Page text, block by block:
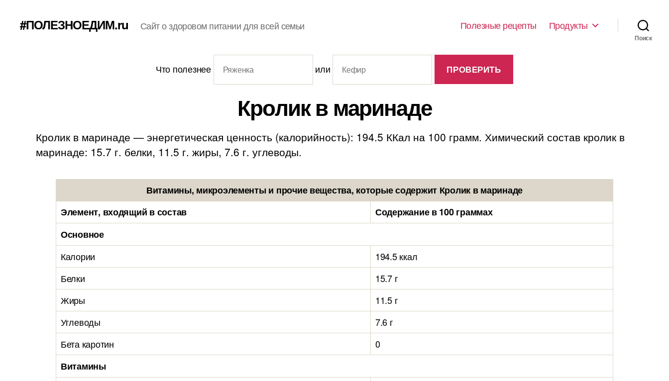
#ПОЛЕЗНОЕДИМ.ru Сайт о здоровом питании для всей семьи Полезные рецепты Продукты
Поиск
Что полезнее или
Кролик в маринаде
Кролик в маринаде — энергетическая ценность (калорийность): 194.5 ККал на 100 грамм. Химический состав кролик в
маринаде: 15.7 г. белки, 11.5 г. жиры, 7.6 г. углеводы.
Витамины, микроэлементы и прочие вещества, которые содержит Кролик в маринаде
Элемент, входящий в состав
Содержание в 100 граммах
Основное
Калории
194.5 ккал
Белки
15.7 г
Жиры
11.5 г
Углеводы
7.6 г
Бета каротин
0
Витамины